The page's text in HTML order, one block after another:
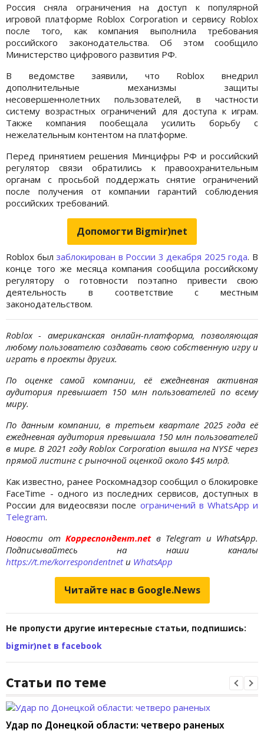
Россия сняла ограничения на доступ к популярной
игровой платформе Roblox Corporation и сервису Roblox
после того, как компания выполнила требования
российского законодательства. Об этом сообщило
Министерство цифрового развития РФ.
В ведомстве заявили, что Roblox внедрил
дополнительные механизмы защиты
несовершеннолетних пользователей, в частности
систему возрастных ограничений для доступа к играм.
Также компания пообещала усилить борьбу с
нежелательным контентом на платформе.
Перед принятием решения Минцифры РФ и российский
регулятор связи обратились к правоохранительным
органам с просьбой поддержать снятие ограничений
после получения от компании гарантий соблюдения
российских требований.
Допомогти Bigmir)net
Roblox былзаблокирован в России 3 декабря 2025 года. В
конце того же месяца компания сообщила российскому
регулятору о готовности поэтапно привести свою
деятельность в соответствие с местным
законодательством.
Roblox - американская онлайн-платформа, позволяющая
любому пользователю создавать свою собственную игру и
играть в проекты других.
По оценке самой компании, её ежедневная активная
аудитория превышает 150 млн пользователей по всему
миру.
По данным компании, в третьем квартале 2025 года её
ежедневная аудитория превышала 150 млн пользователей
в мире. В 2021 году Roblox Corporation вышла на NYSE через
прямой листинг с рыночной оценкой около $45 млрд.
Как известно, ранее Роскомнадзор сообщил о блокировке
FaceTime - одного из последних сервисов, доступных в
России для видеосвязи после ограничений в WhatsApp и
Telegram.
Новости отКорреспондент.net в Telegram и WhatsApp.
Подписывайтесь на наши каналы
https://t.me/korrespondentnetи WhatsApp
Читайте нас в Google.News
Не пропусти другие интересные статьи, подпишись:
bigmir)net в facebook
Статьи по теме
Удар по Донецкой области: четверо раненых